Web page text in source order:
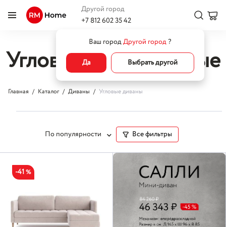
Другой город
+7 812 602 35 42
Ваш городДругой город?
Да Выбрать другой
Угловые диваны белые
Главная Каталог Диваны Угловые диваны
По популярности Все фильтры
-41%